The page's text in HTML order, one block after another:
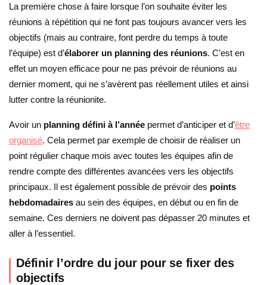
La première chose à faire lorsque l’on souhaite éviter les
réunions à répétition qui ne font pas toujours avancer vers les
objectifs (mais au contraire, font perdre du temps à toute
l’équipe) est d’élaborer un planning des réunions. C’est en
effet un moyen efficace pour ne pas prévoir de réunions au
dernier moment, qui ne s’avèrent pas réellement utiles et ainsi
lutter contre la réunionite.
Avoir un planning défini à l’année permet d’anticiper et d’être
organisé. Cela permet par exemple de choisir de réaliser un
point régulier chaque mois avec toutes les équipes afin de
rendre compte des différentes avancées vers les objectifs
principaux. Il est également possible de prévoir des points
hebdomadaires au sein des équipes, en début ou en fin de
semaine. Ces derniers ne doivent pas dépasser 20 minutes et
aller à l’essentiel.
Définir l’ordre du jour pour se fixer des
objectifs